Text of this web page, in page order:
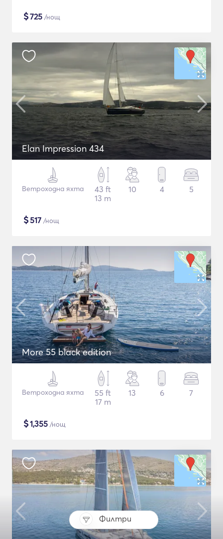
Филтри
$725 /нощ
Elan Impression 434
Ветроходна яхта
43 ft
13 m
10 4 5
$517 /нощ
More 55 black edition
Ветроходна яхта
55 ft
17 m
13 6 7
$1,355 /нощ